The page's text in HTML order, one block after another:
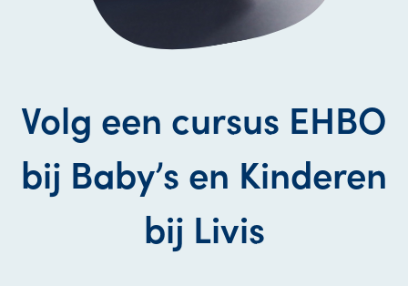
Volg een cursus EHBO
bij Baby’s en Kinderen
bij Livis